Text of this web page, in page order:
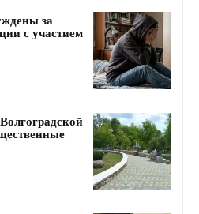
за
с участием